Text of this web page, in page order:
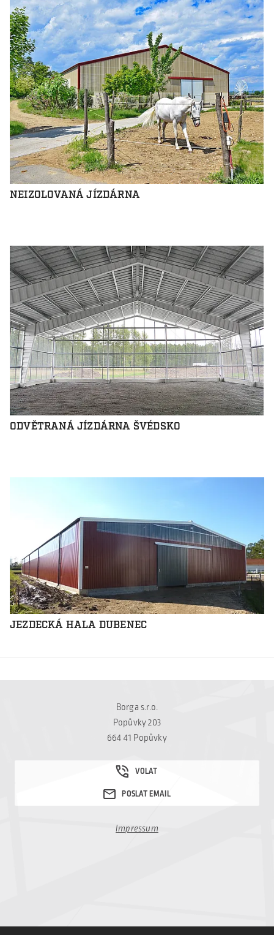
NEIZOLOVANÁ JÍZDÁRNA
ODVĚTRANÁ JÍZDÁRNA ŠVÉDSKO
JEZDECKÁ HALA DUBENEC
Borga s.r.o.
Popůvky 203
664 41 Popůvky
Impressum